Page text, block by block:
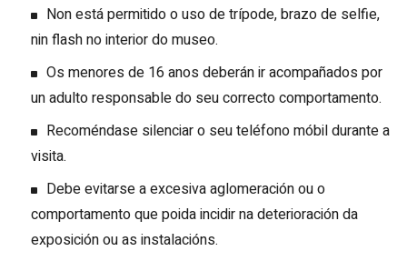
Non está permitido o uso de trípode, brazo de selfie,
nin flash no interior do museo.
Os menores de 16 anos deberán ir acompañados por
un adulto responsable do seu correcto comportamento.
Recoméndase silenciar o seu teléfono móbil durante a
visita.
Debe evitarse a excesiva aglomeración ou o
comportamento que poida incidir na deterioración da
exposición ou as instalacións.